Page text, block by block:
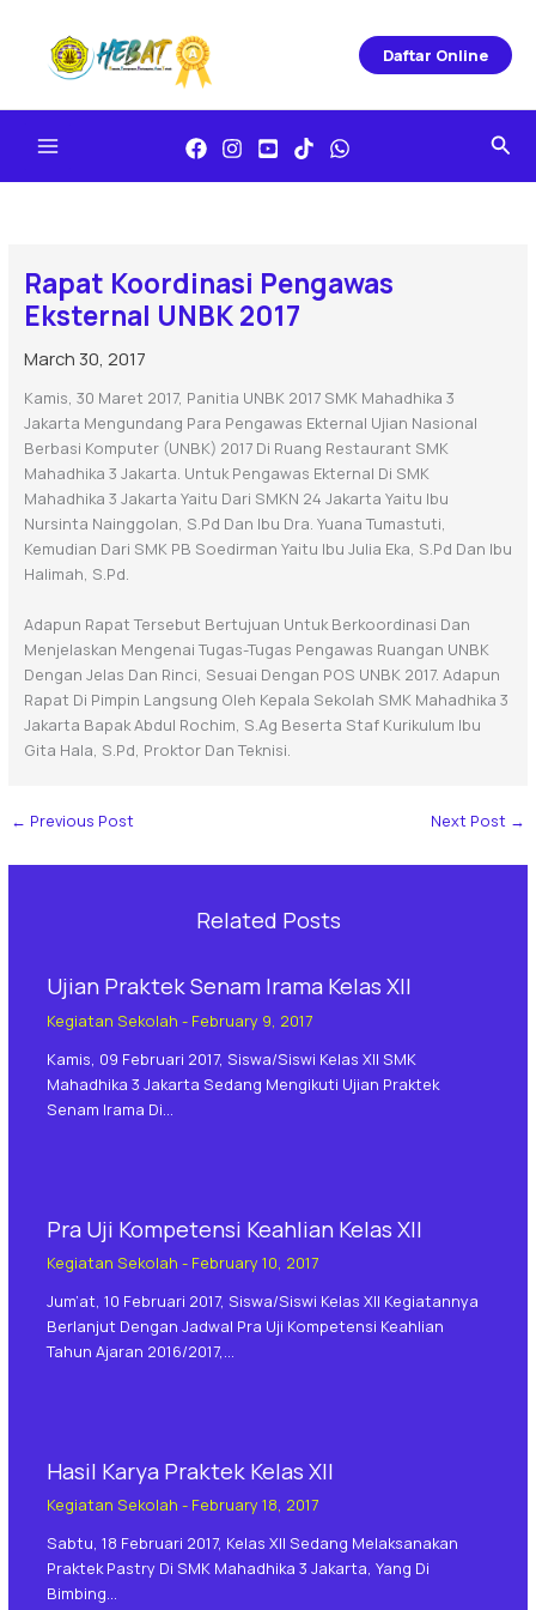
Content
Daftar Online
Rapat Koordinasi Pengawas
Eksternal UNBK 2017
March 30, 2017
Kamis, 30 Maret 2017, Panitia UNBK 2017 SMK Mahadhika 3
Jakarta Mengundang Para Pengawas Ekternal Ujian Nasional
Berbasi Komputer (UNBK) 2017 Di Ruang Restaurant SMK
Mahadhika 3 Jakarta. Untuk Pengawas Ekternal Di SMK
Mahadhika 3 Jakarta Yaitu Dari SMKN 24 Jakarta Yaitu Ibu
Nursinta Nainggolan, S.Pd Dan Ibu Dra. Yuana Tumastuti,
Kemudian Dari SMK PB Soedirman Yaitu Ibu Julia Eka, S.Pd Dan Ibu
Halimah, S.Pd.
Adapun Rapat Tersebut Bertujuan Untuk Berkoordinasi Dan
Menjelaskan Mengenai Tugas-Tugas Pengawas Ruangan UNBK
Dengan Jelas Dan Rinci, Sesuai Dengan POS UNBK 2017. Adapun
Rapat Di Pimpin Langsung Oleh Kepala Sekolah SMK Mahadhika 3
Jakarta Bapak Abdul Rochim, S.Ag Beserta Staf Kurikulum Ibu
Gita Hala, S.Pd, Proktor Dan Teknisi.
← Previous Post Next Post →
Related Posts
Ujian Praktek Senam Irama Kelas XII
Kegiatan Sekolah - February 9, 2017
Kamis, 09 Februari 2017, Siswa/siswi Kelas XII SMK
Mahadhika 3 Jakarta Sedang Mengikuti Ujian Praktek
Senam Irama Di…
Pra Uji Kompetensi Keahlian Kelas XII
Kegiatan Sekolah - February 10, 2017
Jum’at, 10 Februari 2017, Siswa/siswi Kelas XII Kegiatannya
Berlanjut Dengan Jadwal Pra Uji Kompetensi Keahlian
Tahun Ajaran 2016/2017,…
Hasil Karya Praktek Kelas XII
Kegiatan Sekolah - February 18, 2017
Sabtu, 18 Februari 2017, Kelas XII Sedang Melaksanakan
Praktek Pastry Di SMK Mahadhika 3 Jakarta, Yang Di
Bimbing…